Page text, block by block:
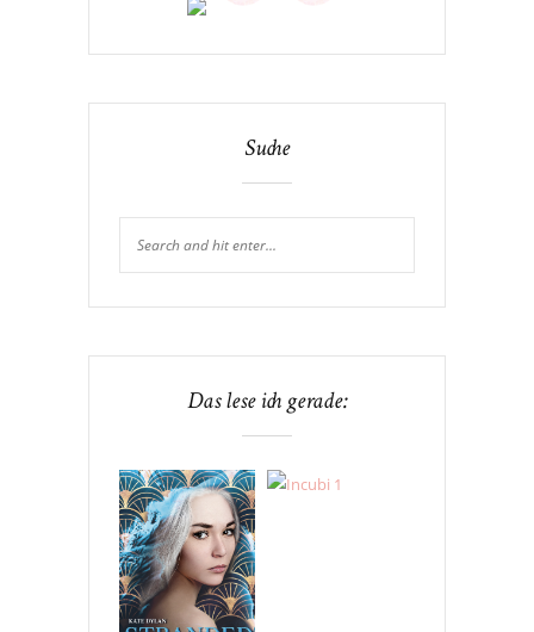
Suche
Das lese ich gerade: